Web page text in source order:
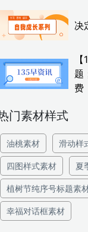
决
题
费
门素材样式
油桃素材 滑动样
四图样式素材 夏
植树节纯序号标题素
幸福对话框素材